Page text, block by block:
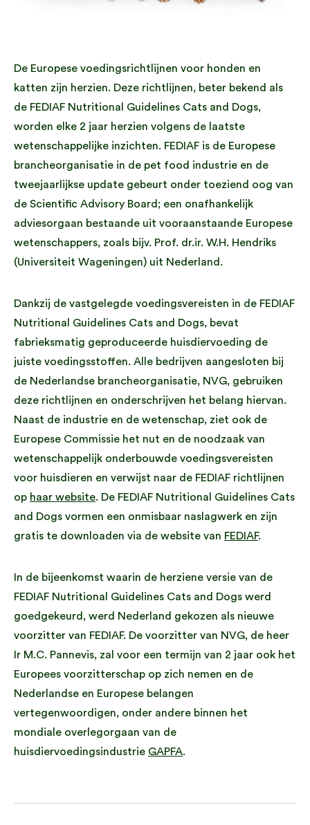
De Europese voedingsrichtlijnen voor honden en
katten zijn herzien. Deze richtlijnen, beter bekend als
de FEDIAF Nutritional Guidelines Cats and Dogs,
worden elke 2 jaar herzien volgens de laatste
wetenschappelijke inzichten. FEDIAF is de Europese
brancheorganisatie in de pet food industrie en de
tweejaarlijkse update gebeurt onder toeziend oog van
de Scientific Advisory Board; een onafhankelijk
adviesorgaan bestaande uit vooraanstaande Europese
wetenschappers, zoals bijv. Prof. dr.ir. W.H. Hendriks
(Universiteit Wageningen) uit Nederland.
Dankzij de vastgelegde voedingsvereisten in de FEDIAF
Nutritional Guidelines Cats and Dogs, bevat
fabrieksmatig geproduceerde huisdiervoeding de
juiste voedingsstoffen. Alle bedrijven aangesloten bij
de Nederlandse brancheorganisatie, NVG, gebruiken
deze richtlijnen en onderschrijven het belang hiervan.
Naast de industrie en de wetenschap, ziet ook de
Europese Commissie het nut en de noodzaak van
wetenschappelijk onderbouwde voedingsvereisten
voor huisdieren en verwijst naar de FEDIAF richtlijnen
op haar website. De FEDIAF Nutritional Guidelines Cats
and Dogs vormen een onmisbaar naslagwerk en zijn
gratis te downloaden via de website van FEDIAF.
In de bijeenkomst waarin de herziene versie van de
FEDIAF Nutritional Guidelines Cats and Dogs werd
goedgekeurd, werd Nederland gekozen als nieuwe
voorzitter van FEDIAF. De voorzitter van NVG, de heer
Ir M.C. Pannevis, zal voor een termijn van 2 jaar ook het
Europees voorzitterschap op zich nemen en de
Nederlandse en Europese belangen
vertegenwoordigen, onder andere binnen het
mondiale overlegorgaan van de
huisdiervoedingsindustrie GAPFA.